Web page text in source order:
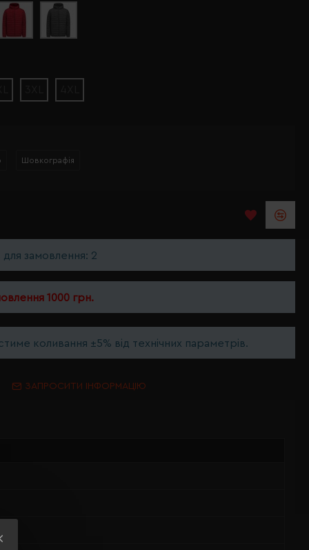
Шовкографія
для замовлення: 2
1000 грн.
коливання ±5% від технічних параметрів.
ЗАПРОСИТИ ІНФОРМАЦІЮ